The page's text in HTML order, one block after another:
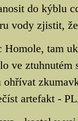
do kýblu
vody zjistit,
tam
ve ztuhnutém
artefakt -